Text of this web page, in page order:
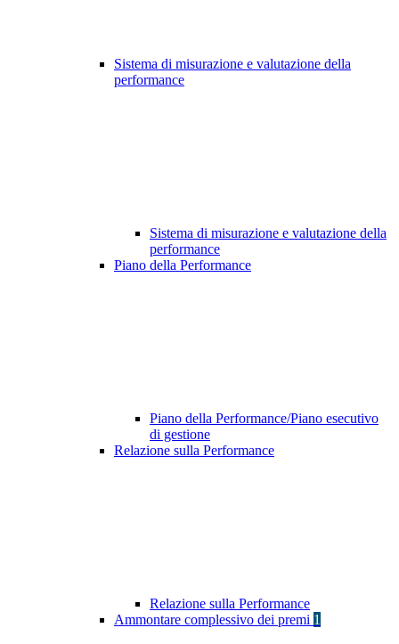
Sistema di misurazione e valutazione della
performance
Sistema di misurazione e valutazione della
performance
Piano della Performance
Piano della Performance/Piano esecutivo
di gestione
Relazione sulla Performance
Relazione sulla Performance
Ammontare complessivo dei premi 1